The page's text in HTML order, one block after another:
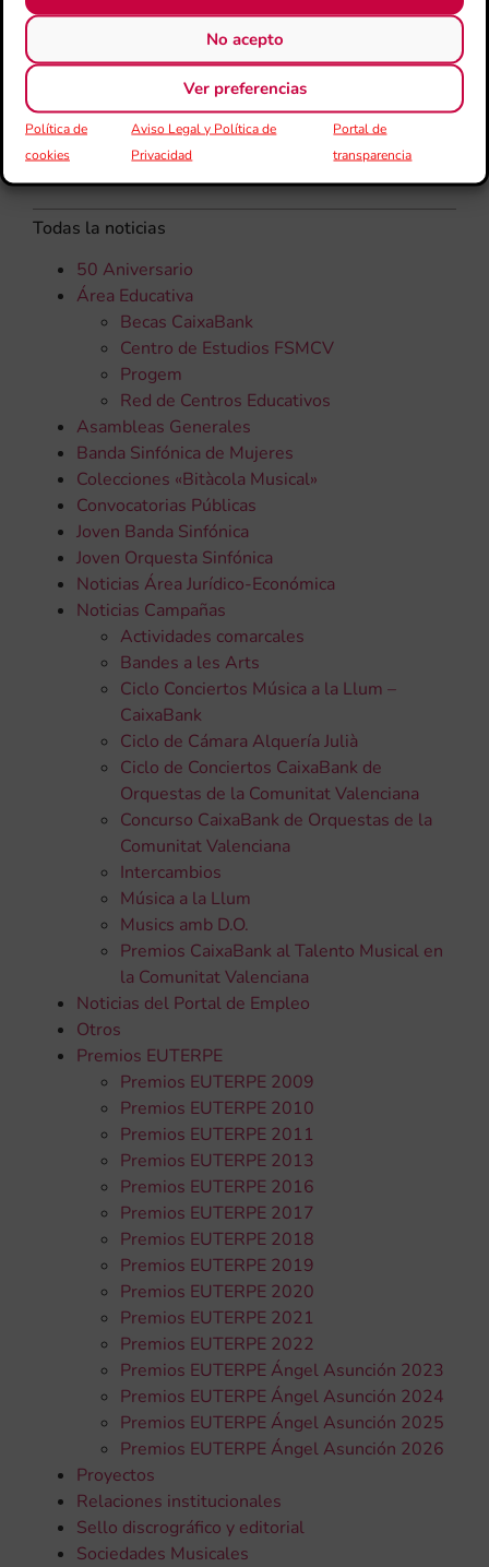
No acepto
Ver preferencias
Política de
cookies
Aviso Legal y Política de
Privacidad
Portal de
transparencia
CATEGORÍAS
Todas la noticias
50 Aniversario
Área Educativa
Becas CaixaBank
Centro de Estudios FSMCV
Progem
Red de Centros Educativos
Asambleas Generales
Banda Sinfónica de Mujeres
Colecciones «Bitàcola Musical»
Convocatorias Públicas
Joven Banda Sinfónica
Joven Orquesta Sinfónica
Noticias Área Jurídico-Económica
Noticias Campañas
Actividades comarcales
Bandes a les Arts
Ciclo Conciertos Música a la Llum –
CaixaBank
Ciclo de Cámara Alquería Julià
Ciclo de Conciertos CaixaBank de
Orquestas de la Comunitat Valenciana
Concurso CaixaBank de Orquestas de la
Comunitat Valenciana
Intercambios
Música a la Llum
Musics amb D.O.
Premios CaixaBank al Talento Musical en
la Comunitat Valenciana
Noticias del Portal de Empleo
Otros
Premios EUTERPE
Premios EUTERPE 2009
Premios EUTERPE 2010
Premios EUTERPE 2011
Premios EUTERPE 2013
Premios EUTERPE 2016
Premios EUTERPE 2017
Premios EUTERPE 2018
Premios EUTERPE 2019
Premios EUTERPE 2020
Premios EUTERPE 2021
Premios EUTERPE 2022
Premios EUTERPE Ángel Asunción 2023
Premios EUTERPE Ángel Asunción 2024
Premios EUTERPE Ángel Asunción 2025
Premios EUTERPE Ángel Asunción 2026
Proyectos
Relaciones institucionales
Sello discrográfico y editorial
Sociedades Musicales